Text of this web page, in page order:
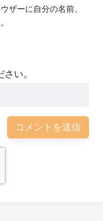
ザーに自分の名前、
い。